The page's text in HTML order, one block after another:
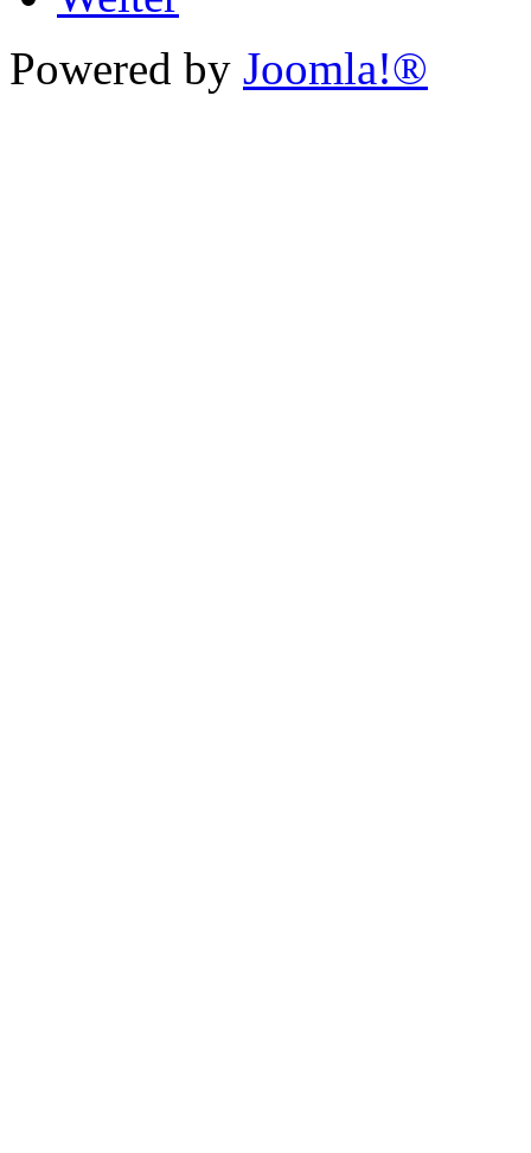
Powered by Joomla!®